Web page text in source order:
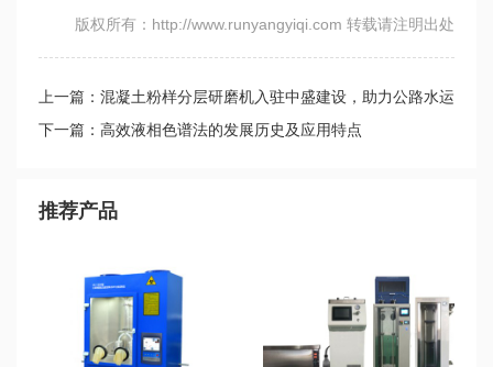
版权所有：http://www.runyangyiqi.com 转载请注明出处
上一篇：混凝土粉样分层研磨机入驻中盛建设，助力公路水运
平安百年品质工程交通建设
下一篇：高效液相色谱法的发展历史及应用特点
推荐产品